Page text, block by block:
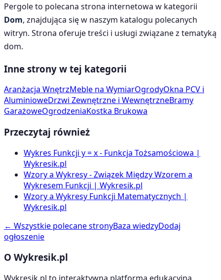
Pergoleto polecana strona internetowa w kategorii
Dom, znajdująca się w naszym katalogu polecanych
witryn. Strona oferuje treści i usługi związane z tematyką
dom.
Inne strony w tej kategorii
Aranżacja WnętrzMeble na WymiarOgrodyOkna PCV i
AluminioweDrzwi Zewnętrzne i WewnętrzneBramy
GarażoweOgrodzeniaKostka Brukowa
Przeczytaj również
Wykres Funkcji y = x - Funkcja Tożsamościowa |
Wykresik.pl
Wzory a Wykresy - Związek Między Wzorem a
Wykresem Funkcji | Wykresik.pl
Wzory a Wykresy Funkcji Matematycznych |
Wykresik.pl
← Wszystkie polecane stronyBaza wiedzyDodaj
ogłoszenie
O Wykresik.pl